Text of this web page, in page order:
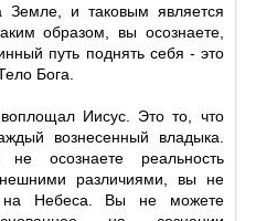
и таковым является
образом, вы осознаете,
путь поднять себя - это
Бога.
Иисус. Это то, что
вознесенный владыка.
осознаете реальность
различиями, вы не
на Небеса. Вы не можете